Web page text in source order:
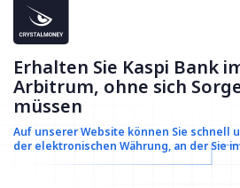
Erhalten Sie Kaspi Bank
Arbitrum, ohne sich
müssen
Auf unserer Website können Sie schnell
der elektronischen Währung, an der Sie